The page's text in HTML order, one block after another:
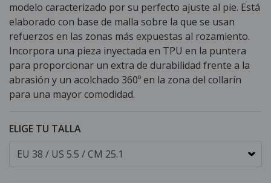
modelo caracterizado por su perfecto ajuste al pie. Está
elaborado con base de malla sobre la que se usan
refuerzos en las zonas más expuestas al rozamiento.
Incorpora una pieza inyectada en TPU en la puntera
para proporcionar un extra de durabilidad frente a la
abrasión y un acolchado 360º en la zona del collarín
para una mayor comodidad.
ELIGE TU TALLA